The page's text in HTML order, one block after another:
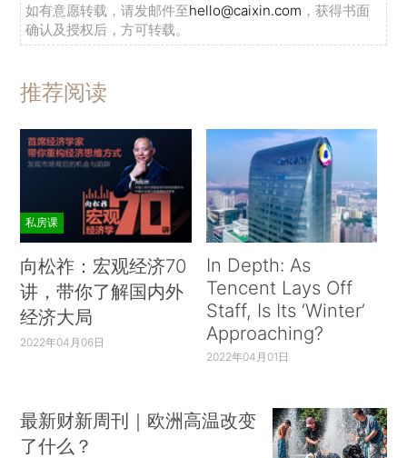
如有意愿转载，请发邮件至hello@caixin.com ，获得书面
确认及授权后，方可转载。
推荐阅读
私房课
向松祚：宏观经济70
讲，带你了解国内外
经济大局
2022年04月06日
In Depth: As
Tencent Lays Off
Staff, Is Its ‘Winter’
Approaching?
2022年04月01日
最新财新周刊｜欧洲高温改变
了什么？